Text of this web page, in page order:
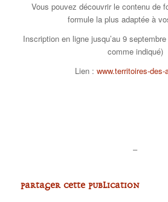
Vous pouvez découvrir le contenu de
formule la plus adaptée à
Inscription en ligne jusqu’au 9
comme indiqué)
Lien : www.territoires-des-
–
Partager cette publication